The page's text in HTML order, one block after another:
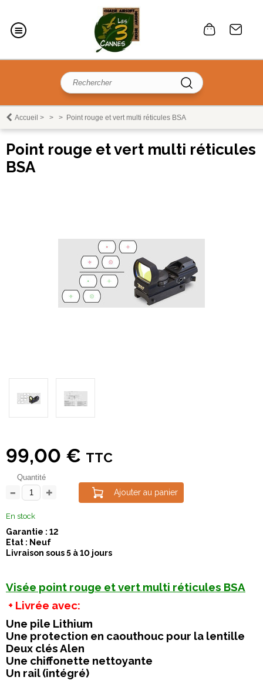
Accueil > > > Point rouge et vert multi réticules BSA
Point rouge et vert multi réticules
BSA
99,00 € TTC
Quantité
Ajouter au panier
En stock
Garantie : 12
Etat : Neuf
Livraison sous 5 à 10 jours
Visée point rouge et vert multi réticules BSA
+ Livrée avec:
Une pile Lithium
Une protection en caouthouc pour la lentille
Deux clés Alen
Une chiffonette nettoyante
Un rail (intégré)